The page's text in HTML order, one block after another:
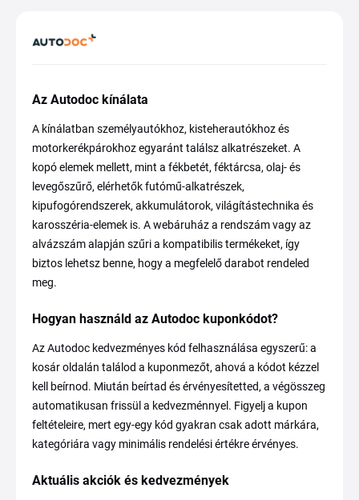
Az Autodoc kínálata
A kínálatban személyautókhoz, kisteherautókhoz és
motorkerékpárokhoz egyaránt találsz alkatrészeket. A
kopó elemek mellett, mint a fékbetét, féktárcsa, olaj- és
levegőszűrő, elérhetők futómű-alkatrészek,
kipufogórendszerek, akkumulátorok, világítástechnika és
karosszéria-elemek is. A webáruház a rendszám vagy az
alvázszám alapján szűri a kompatibilis termékeket, így
biztos lehetsz benne, hogy a megfelelő darabot rendeled
meg.
Hogyan használd az Autodoc kuponkódot?
Az Autodoc kedvezményes kód felhasználása egyszerű: a
kosár oldalán találod a kuponmezőt, ahová a kódot kézzel
kell beírnod. Miután beírtad és érvényesítetted, a végösszeg
automatikusan frissül a kedvezménnyel. Figyelj a kupon
feltételeire, mert egy-egy kód gyakran csak adott márkára,
kategóriára vagy minimális rendelési értékre érvényes.
Aktuális akciók és kedvezmények